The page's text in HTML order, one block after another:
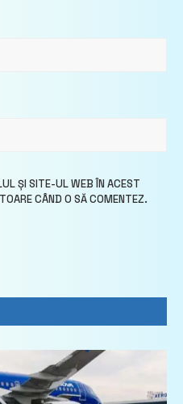
ȘI SITE-UL WEB ÎN ACEST
CÂND O SĂ COMENTEZ.